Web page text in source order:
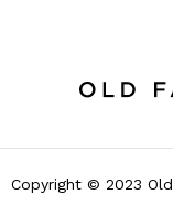
Copyright © 2023